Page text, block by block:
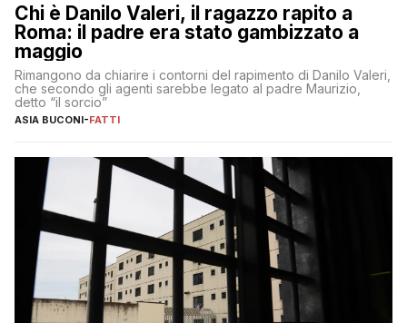
Chi è Danilo Valeri, il ragazzo rapito a
Roma: il padre era stato gambizzato a
maggio
Rimangono da chiarire i contorni del rapimento di Danilo Valeri,
che secondo gli agenti sarebbe legato al padre Maurizio,
detto “il sorcio”
ASIA BUCONI-FATTI